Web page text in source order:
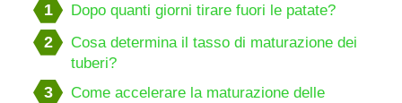
1 Dopo quanti giorni tirare fuori le patate?
2
Cosa determina il tasso di maturazione dei
tuberi?
3
Come accelerare la maturazione delle